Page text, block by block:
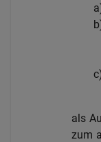
als
zum